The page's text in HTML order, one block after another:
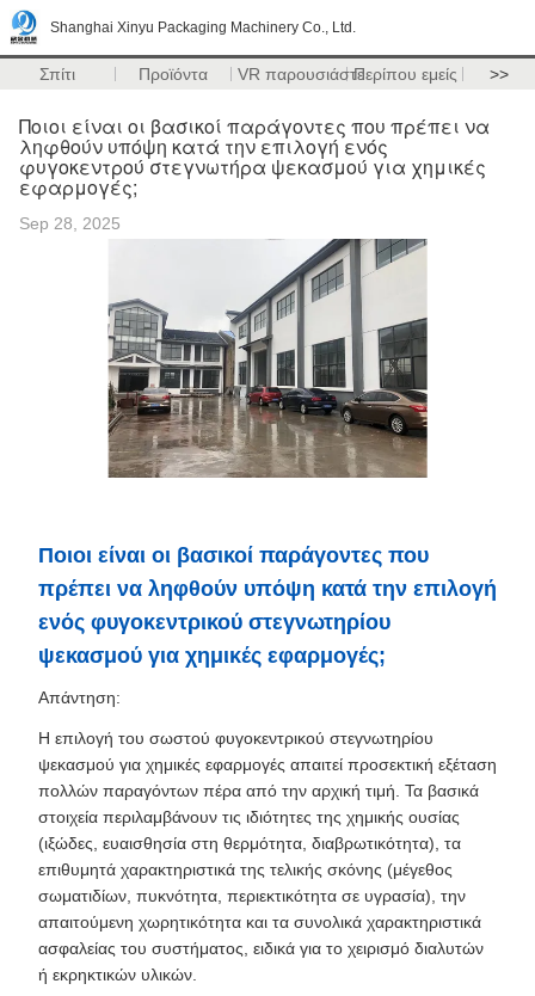
Shanghai Xinyu Packaging Machinery Co., Ltd.
Σπίτι Προϊόντα VR παρουσιάστεΠερίπου εμείς >>
Ποιοι είναι οι βασικοί παράγοντες που πρέπει να
ληφθούν υπόψη κατά την επιλογή ενός
φυγοκεντρού στεγνωτήρα ψεκασμού για χημικές
εφαρμογές;
Sep 28, 2025
Ποιοι είναι οι βασικοί παράγοντες που
πρέπει να ληφθούν υπόψη κατά την επιλογή
ενός φυγοκεντρικού στεγνωτηρίου
ψεκασμού για χημικές εφαρμογές;
Απάντηση:
Η επιλογή του σωστού φυγοκεντρικού στεγνωτηρίου
ψεκασμού για χημικές εφαρμογές απαιτεί προσεκτική εξέταση
πολλών παραγόντων πέρα από την αρχική τιμή. Τα βασικά
στοιχεία περιλαμβάνουν τις ιδιότητες της χημικής ουσίας
(ιξώδες, ευαισθησία στη θερμότητα, διαβρωτικότητα), τα
επιθυμητά χαρακτηριστικά της τελικής σκόνης (μέγεθος
σωματιδίων, πυκνότητα, περιεκτικότητα σε υγρασία), την
απαιτούμενη χωρητικότητα και τα συνολικά χαρακτηριστικά
ασφαλείας του συστήματος, ειδικά για το χειρισμό διαλυτών
ή εκρηκτικών υλικών.